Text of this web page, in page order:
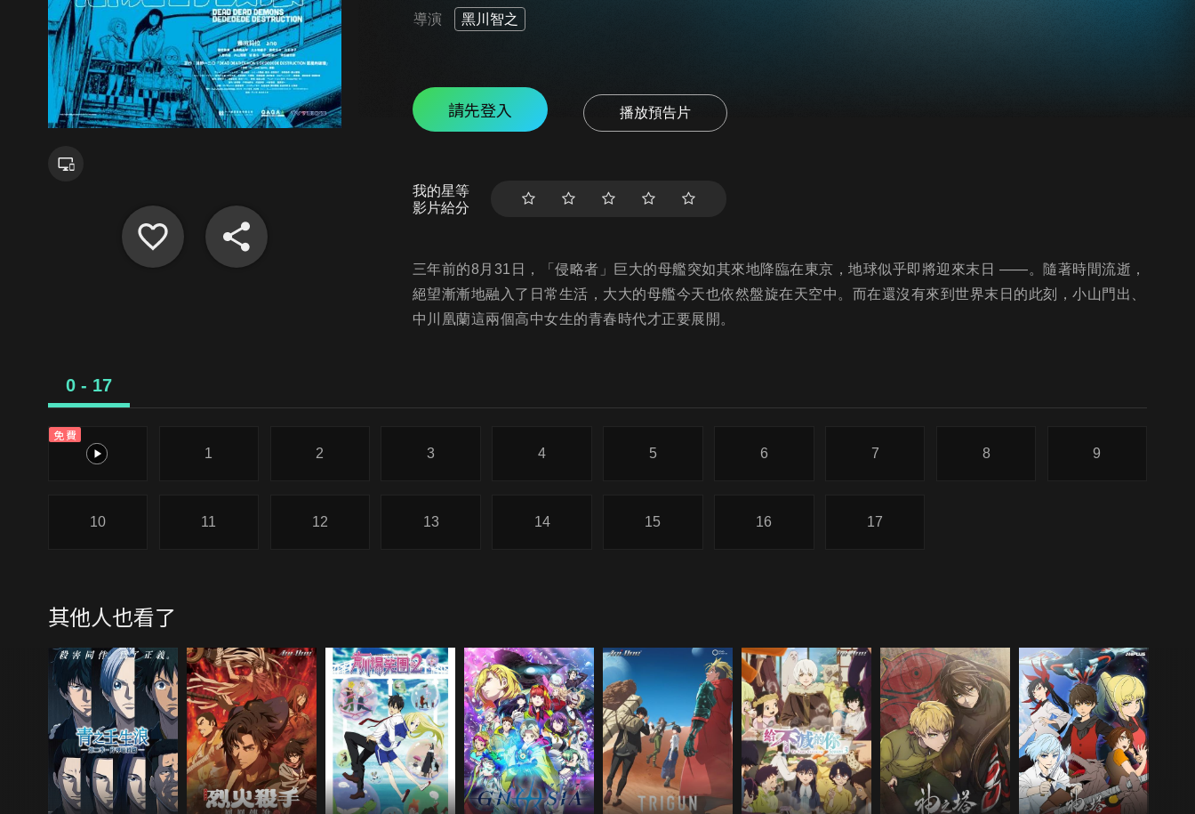
導演 黑川智之
請先登入 播放預告片
我的星等
影片給分
三年前的8月31日，「侵略者」巨大的母艦突如其來地降臨在東京，地球似乎即將迎來末日 ——。隨著時間流逝，
絕望漸漸地融入了日常生活，大大的母艦今天也依然盤旋在天空中。而在還沒有來到世界末日的此刻，小山門出、
中川凰蘭這兩個高中女生的青春時代才正要展開。
0 - 17
免費
0
1 2 3 4 5 6 7 8 9
10 11 12 13 14 15 16 17
其他人也看了